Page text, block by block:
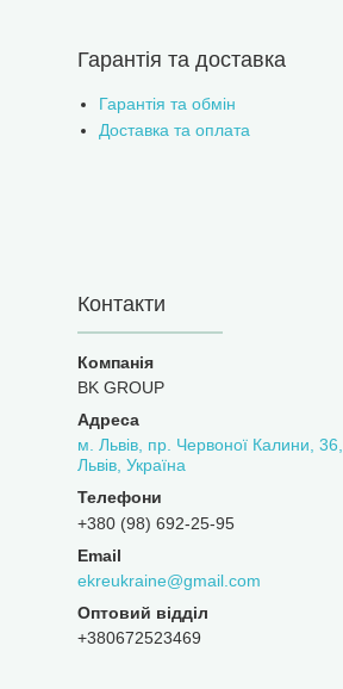
Гарантія та доставка
Гарантія та обмін
Доставка та оплата
Контакти
BK GROUP
м. Львів, пр. Червоної Калини,
Львів, Україна
+380 (98) 692-25-95
ekreukraine@gmail.com
Оптовий відділ
+380672523469